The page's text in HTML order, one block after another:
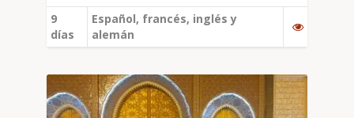
9
días
Español, francés, inglés y
alemán